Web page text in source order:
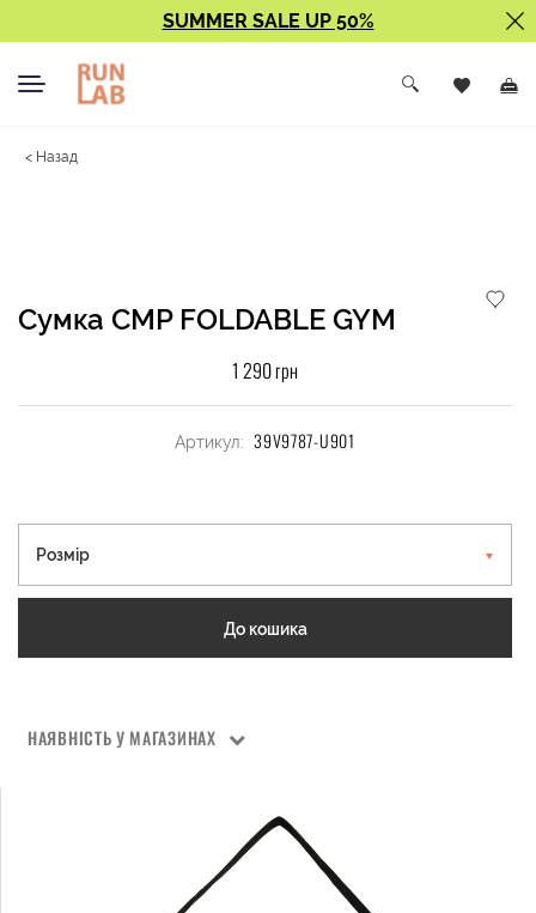
SUMMER SALE UP 50%
< Назад
Сумка CMP FOLDABLE GYM
1 290 грн
Артикул: 39V9787-U901
Розмір
До кошика
НАЯВНІСТЬ У МАГАЗИНАХ